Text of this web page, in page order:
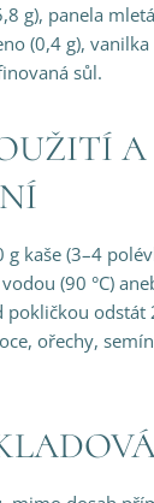
g), panela
(0,4 g),
sůl.
A
kaše (3–4
(90 °C)
pokličkou odstát
ořechy,